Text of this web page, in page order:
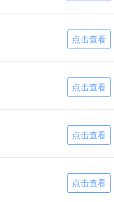
点击查看
点击查看
点击查看
点击查看